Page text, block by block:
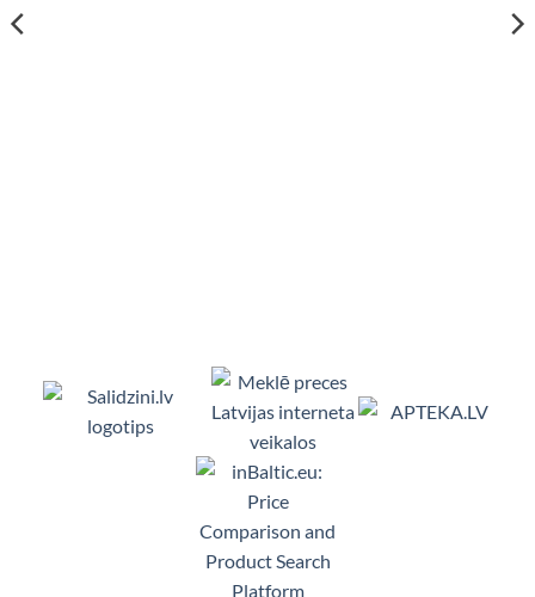
Viedpulksteņi, Makita, Ceļojumu